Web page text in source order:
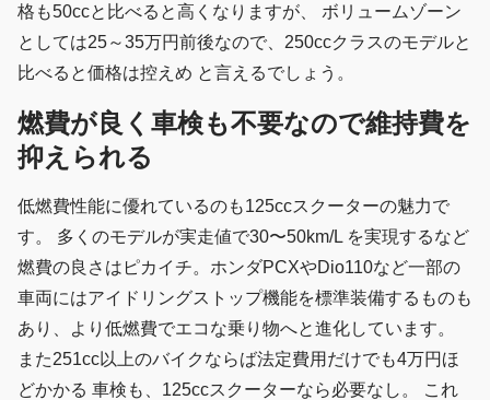
格も50ccと比べると高くなりますが、 ボリュームゾーン
としては25～35万円前後なので、250ccクラスのモデルと
比べると価格は控えめ と言えるでしょう。
燃費が良く車検も不要なので維持費を
抑えられる
低燃費性能に優れているのも125ccスクーターの魅力で
す。 多くのモデルが実走値で30〜50km/L を実現するなど
燃費の良さはピカイチ。ホンダPCXやDio110など一部の
車両にはアイドリングストップ機能を標準装備するものも
あり、より低燃費でエコな乗り物へと進化しています。
また251cc以上のバイクならば法定費用だけでも4万円ほ
どかかる 車検も、125ccスクーターなら必要なし。 これ